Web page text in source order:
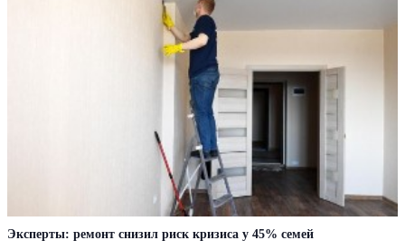
Эксперты: ремонт снизил риск кризиса у 45% семей